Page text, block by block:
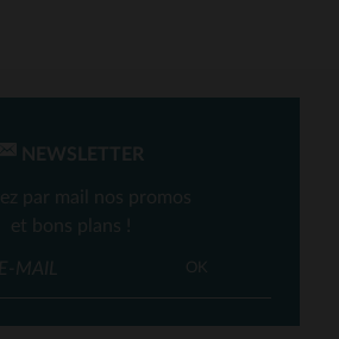
NEWSLETTER
par mail nos promos
et bons plans !
OK